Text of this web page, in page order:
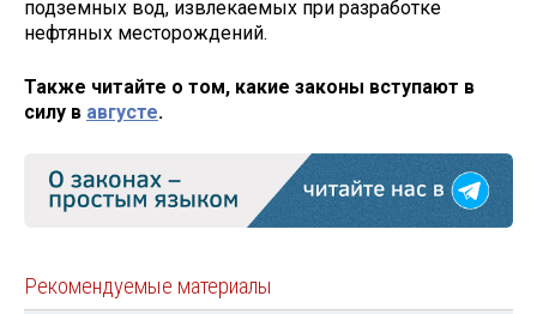
подземных вод, извлекаемых при разработке
нефтяных месторождений.
Также читайте о том, какие законы вступают в
силу в августе.
Рекомендуемые материалы